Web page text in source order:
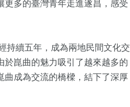
更多的臺灣青年走進遂昌，感受
持續五年，成為兩地民間文化交
於崑曲的魅力吸引了越來越多的
曲成為交流的橋樑，結下了深厚